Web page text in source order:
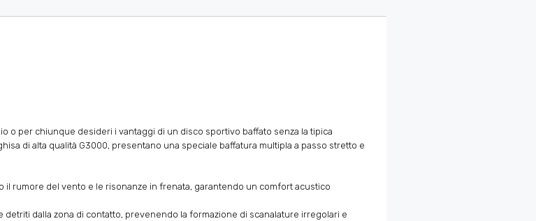
o per chiunque desideri i vantaggi di un disco sportivo baffato senza la tipica
di alta qualità G3000, presentano una speciale baffatura multipla a passo stretto e
rumore del vento e le risonanze in frenata, garantendo un comfort acustico
dalla zona di contatto, prevenendo la formazione di scanalature irregolari e